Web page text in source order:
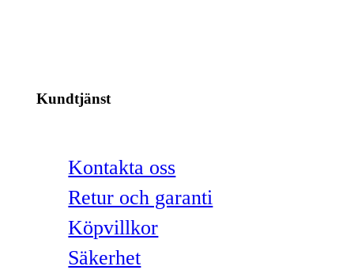
Kundtjänst
Kontakta oss
Retur och garanti
Köpvillkor
Säkerhet